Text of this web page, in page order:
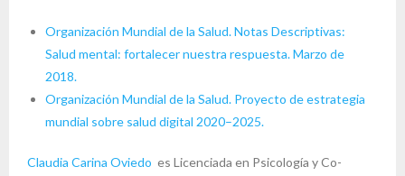
Organización Mundial de la Salud. Notas Descriptivas:
Salud mental: fortalecer nuestra respuesta. Marzo de
2018.
Organización Mundial de la Salud. Proyecto de estrategia
mundial sobre salud digital 2020–2025.
Claudia Carina Oviedo es Licenciada en Psicología y Co-